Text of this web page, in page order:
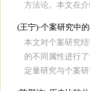
方法论。本文在
(王宁)·个案研究中
本文对个案研究
的不同属性进行
定量研究与个案